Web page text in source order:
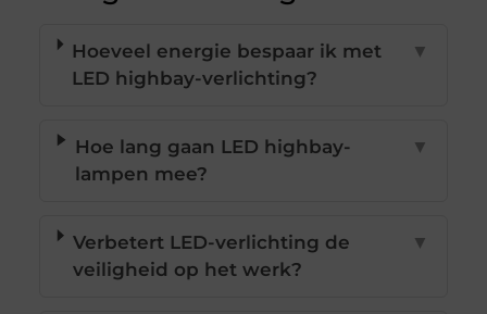
Hoeveel energie bespaar ik met
LED highbay-verlichting?
▼
Hoe lang gaan LED highbay-
lampen mee?
▼
Verbetert LED-verlichting de
veiligheid op het werk?
▼